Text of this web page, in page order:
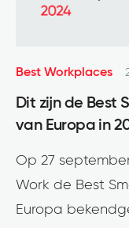
Best Workplaces
Dit zijn de Best
van Europa in
Op 27
Work de Best
Europa